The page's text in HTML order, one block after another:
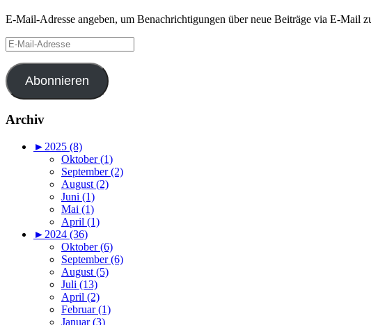
E-Mail-Adresse angeben, um Benachrichtigungen über neue Beiträge via E-Mail
E-
Mail-
Adresse
Abonnieren
Archiv
► 2025 (8)
Oktober (1)
September (2)
August (2)
Juni (1)
Mai (1)
April (1)
► 2024 (36)
Oktober (6)
September (6)
August (5)
Juli (13)
April (2)
Februar (1)
Januar (3)